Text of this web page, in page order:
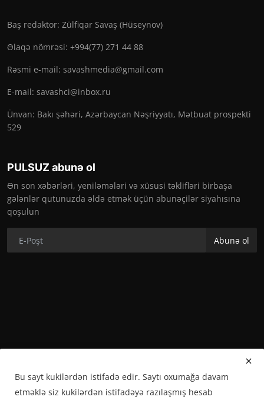
Baş redaktor: Zülfiqar Savaş (Hüseynov)
Əlaqə nömrəsi: +994(77) 271 44 88
Rəsmi e-mail: savashmedia@gmail.com
E-mail: savashci@inbox.ru
Ünvan: Bakı şəhəri, Azərbaycan Nəşriyyatı, Mətbuat prospekti
529
PULSUZ abunə ol
Ən son xəbərləri, yeniləmələri və xüsusi təklifləri birbaşa
gələnlər qutunuzda əldə etmək üçün abunəçilər siyahısına
qoşulun
Abunə ol
Bu sayt kukilərdən istifadə edir. Saytı oxumağa davam
etməklə siz kukilərdən istifadəyə razılaşmış hesab